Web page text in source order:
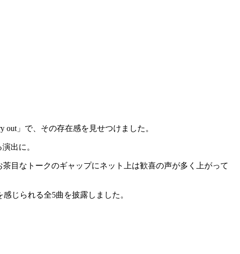
」で、その存在感を見せつけました。
出に。
目なトークのギャップにネット上は歓喜の声が多く上がって
じられる全5曲を披露しました。